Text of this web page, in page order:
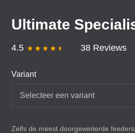
Ultimate
4.5 38 Reviews
Variant
Selecteer een variant
Zelfs de meest doorgewinterde